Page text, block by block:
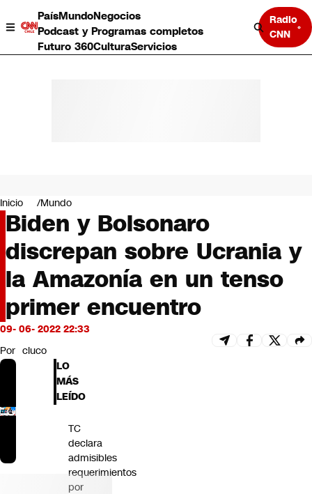
PaísMundoNegocios
Podcast y Programas completos
Futuro 360CulturaServicios
Radio
CNN
Negocios
Deportes
Programas completos
Cultura
Servicios
Bits
CNN tiempo
Futuro 360
Inicio Mundo
Biden y Bolsonaro
discrepan sobre Ucrania y
la Amazonía en un tenso
primer encuentro
09- 06- 2022 22:33
Por cluco
LO
MÁS
LEÍDO
TC
declara
admisibles
requerimientos
por